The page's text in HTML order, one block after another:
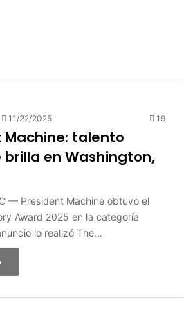
11/22/2025 19
Machine: talento
brilla en Washington,
— President Machine obtuvo el
Award 2025 en la categoría
lo realizó The…